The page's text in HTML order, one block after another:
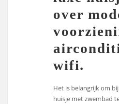
over
wifi.
Het is belangrijk om
huisje met zwembad